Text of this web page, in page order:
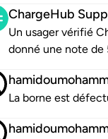
ChargeHub
Un usager vérifié
donné une note de
La borne est